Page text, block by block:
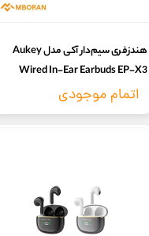
هندزفری سیم‌دار آکی مدل Aukey
Wired In-Ear Earbuds EP-X3
اتمام موجودی